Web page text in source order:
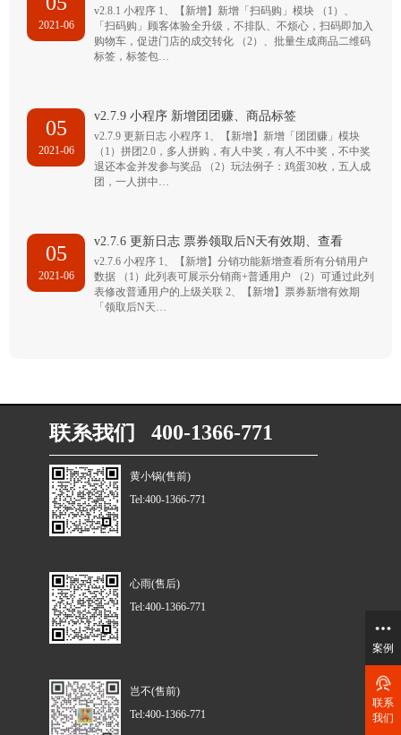
2021-06
v2.8.1 小程序 1、【新增】新增「扫码购」模块 （1）、
「扫码购」顾客体验全升级，不排队、不烦心，扫码即加入
购物车，促进门店的成交转化 （2）、批量生成商品二维码
标签，标签包…
05
2021-06
v2.7.9 小程序 新增团团赚、商品标签
v2.7.9 更新日志 小程序 1、【新增】新增「团团赚」模块
（1）拼团2.0，多人拼购，有人中奖，有人不中奖，不中奖
退还本金并发参与奖品 （2）玩法例子：鸡蛋30枚，五人成
团，一人拼中…
05
2021-06
v2.7.6 更新日志 票券领取后N天有效期、查看
v2.7.6 小程序 1、【新增】分销功能新增查看所有分销用户
数据 （1）此列表可展示分销商+普通用户 （2）可通过此列
表修改普通用户的上级关联 2、【新增】票券新增有效期
「领取后N天…
联系我们 400-1366-771
黄小锅(售前)
Tel:400-1366-771
心雨(售后)
Tel:400-1366-771
岂不(售前)
Tel:400-1366-771
案例
联系
我们